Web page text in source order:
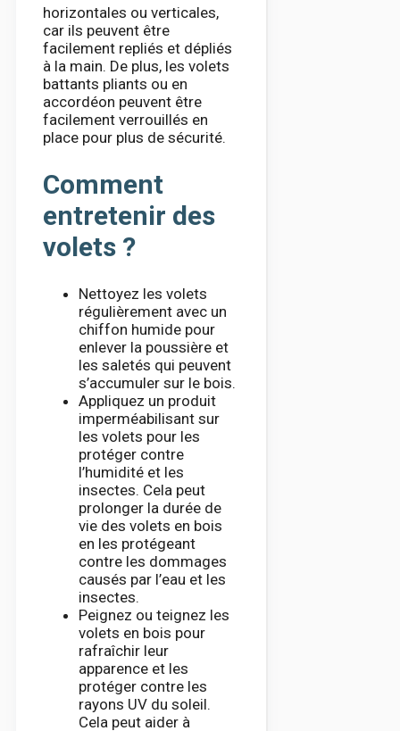
horizontales ou verticales,
car ils peuvent être
facilement repliés et dépliés
à la main. De plus, les volets
battants pliants ou en
accordéon peuvent être
facilement verrouillés en
place pour plus de sécurité.
Comment
entretenir des
volets ?
Nettoyez les volets
régulièrement avec un
chiffon humide pour
enlever la poussière et
les saletés qui peuvent
s’accumuler sur le bois.
Appliquez un produit
imperméabilisant sur
les volets pour les
protéger contre
l’humidité et les
insectes. Cela peut
prolonger la durée de
vie des volets en bois
en les protégeant
contre les dommages
causés par l’eau et les
insectes.
Peignez ou teignez les
volets en bois pour
rafraîchir leur
apparence et les
protéger contre les
rayons UV du soleil.
Cela peut aider à